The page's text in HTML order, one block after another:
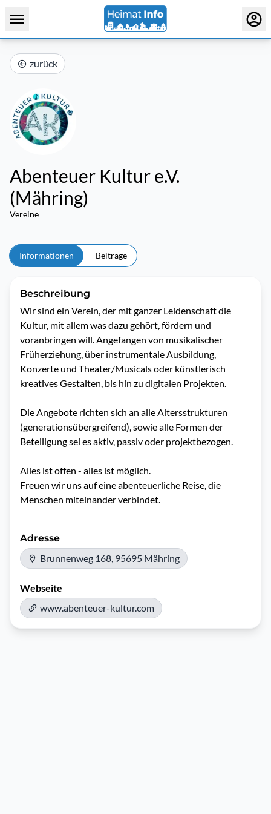
zurück
Abenteuer Kultur e.V.
(Mähring)
Vereine
Informationen Beiträge
Beschreibung
Wir sind ein Verein, der mit ganzer Leidenschaft die
Kultur, mit allem was dazu gehört, fördern und
voranbringen will. Angefangen von musikalischer
Früherziehung, über instrumentale Ausbildung,
Konzerte und Theater/Musicals oder künstlerisch
kreatives Gestalten, bis hin zu digitalen Projekten.
Die Angebote richten sich an alle Altersstrukturen
(generationsübergreifend), sowie alle Formen der
Beteiligung sei es aktiv, passiv oder projektbezogen.
Alles ist offen - alles ist möglich.
Freuen wir uns auf eine abenteuerliche Reise, die
Menschen miteinander verbindet.
Adresse
Brunnenweg 168, 95695 Mähring
Webseite
www.abenteuer-kultur.com